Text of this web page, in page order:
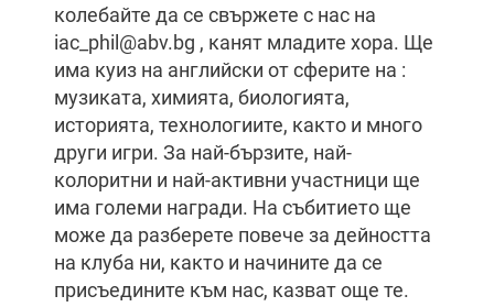
колебайте да се свържете с нас на
iac_phil@abv.bg , канят младите хора. Ще
има куиз на английски от сферите на :
музиката, химията, биологията,
историята, технологиите, както и много
други игри. За най-бързите, най-
колоритни и най-активни участници ще
има големи награди. На събитието ще
може да разберете повече за дейността
на клуба ни, както и начините да се
присъедините към нас, казват още те.